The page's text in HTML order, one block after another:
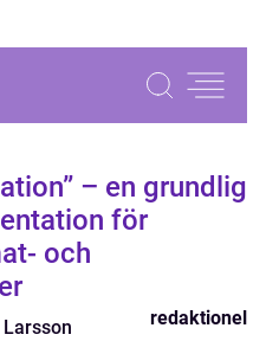
– en grundlig
för
och
redaktionel